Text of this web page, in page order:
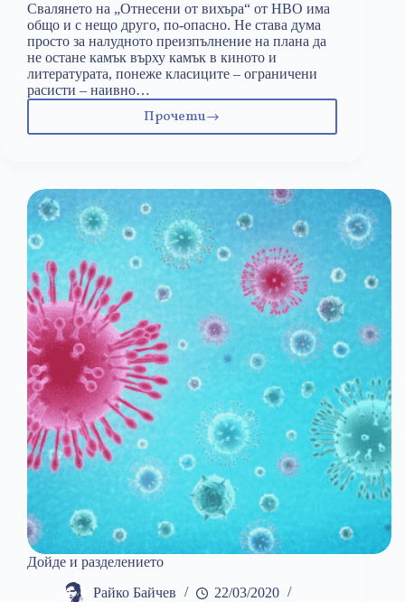
Свалянето на „Отнесени от вихъра“ от HBO има
общо и с нещо друго, по-опасно. Не става дума
просто за налудното преизпълнение на плана да
не остане камък върху камък в киното и
литературата, понеже класиците – ограничени
расисти – наивно…
ПрочетиСъдържанието
мисъл
Дойде и разделението
Райко Байчев
22/03/2020